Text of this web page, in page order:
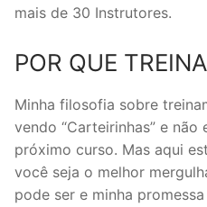
mais de 30 Instrutores.
POR QUE
Minha filosofia sobre
vendo “Carteirinhas” e
próximo curso. Mas aqui
você seja o melhor
pode ser e minha